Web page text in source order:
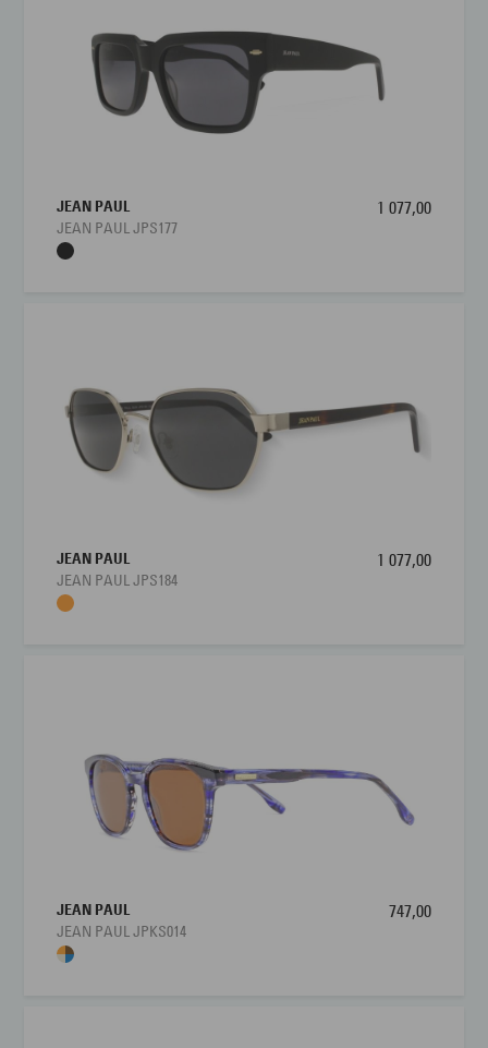
JEAN PAUL
JEAN PAUL JPS177
1 077,00
JEAN PAUL
JEAN PAUL JPS184
1 077,00
JEAN PAUL
JEAN PAUL JPKS014
747,00